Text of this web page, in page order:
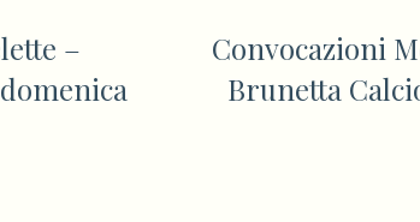
–
Convocazioni
Brunetta